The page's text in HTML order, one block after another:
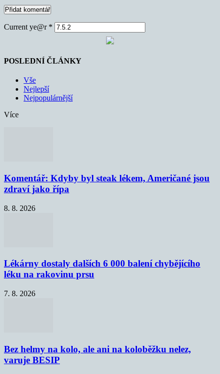
Current ye@r *
POSLEDNÍ ČLÁNKY
Vše
Nejlepší
Nejpopulárnější
Více
Komentář: Kdyby byl steak lékem, Američané jsou
zdraví jako řípa
8. 8. 2026
Lékárny dostaly dalších 6 000 balení chybějícího
léku na rakovinu prsu
7. 8. 2026
Bez helmy na kolo, ale ani na koloběžku nelez,
varuje BESIP